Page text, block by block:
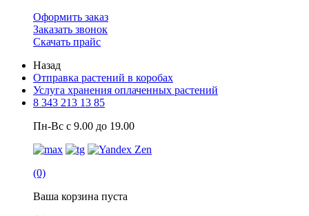
Оформить заказ
Заказать звонок
Скачать прайс
Назад
Отправка растений в коробах
Услуга хранения оплаченных растений
8 343 213 13 85
Пн-Вс с 9.00 до 19.00
(0)
Ваша корзина пуста